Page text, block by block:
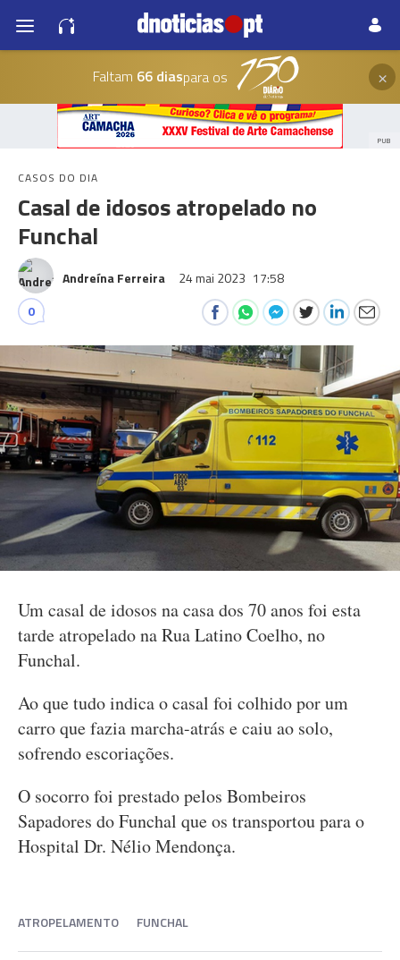
Faltam 66 diaspara os ×
PUB
CASOS DO DIA
Casal de idosos atropelado no
Funchal
Andreína Ferreira 24 mai 2023 17:58
0
Um casal de idosos na casa dos 70 anos foi esta
tarde atropelado na Rua Latino Coelho, no
Funchal.
Ao que tudo indica o casal foi colhido por um
carro que fazia marcha-atrás e caiu ao solo,
sofrendo escoriações.
O socorro foi prestado pelos Bombeiros
Sapadores do Funchal que os transportou para o
Hospital Dr. Nélio Mendonça.
ATROPELAMENTO FUNCHAL